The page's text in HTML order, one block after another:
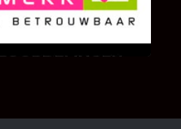
gesteld om te weten wat u
en onze diensten vindt.